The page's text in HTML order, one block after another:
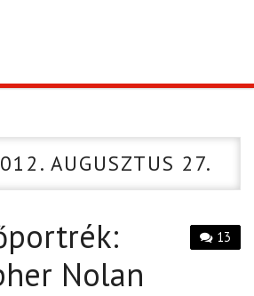
AUGUSZTUS 27.
13
Nolan